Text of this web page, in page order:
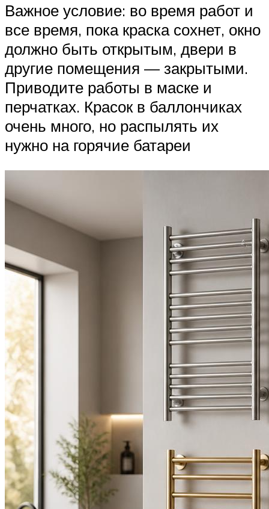
Важное условие: во время работ и
все время, пока краска сохнет, окно
должно быть открытым, двери в
другие помещения — закрытыми.
Приводите работы в маске и
перчатках. Красок в баллончиках
очень много, но распылять их
нужно на горячие батареи